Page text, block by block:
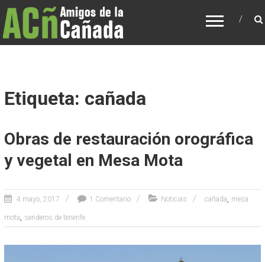
AMIGOS DE LA CAÑADA
Asociación para recuperación de la Cañada y
de los caminos tradicionales de Tenerife
Etiqueta: cañada
Obras de restauración orográfica
y vegetal en Mesa Mota
4 mayo, 2017 1 Comentario Noticias cañada, mesa
mota, senderos de tenerife